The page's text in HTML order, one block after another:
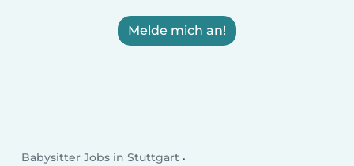
Melde mich an!
Babysitter Jobs in Stuttgart